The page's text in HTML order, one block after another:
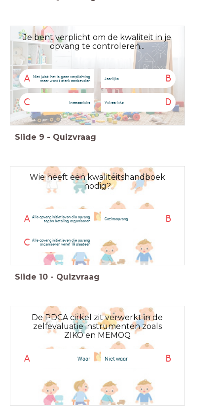
Je bent verplicht om de kwaliteit in je
opvang te controleren...
A
Niet juist: het is geen verplichting
maar wordt sterk aanbevolen
B
Jaarlijks
C Tweejaarlijks D
Vijfjaarlijks
Slide 9 - Quizvraag
Wie heeft een kwaliteitshandboek
nodig?
A Alle opvanginitiatieven die opvang
tegen betaling organiseren
B
Gezinsopvang
C Alle opvanginitiatieven die opvang
organiseren vanaf 19 plaatsen
Slide 10 - Quizvraag
De PDCA cirkel zit verwerkt in de
zelfevaluatie instrumenten zoals
ZIKO en MEMOQ
A Waar B
Niet waar